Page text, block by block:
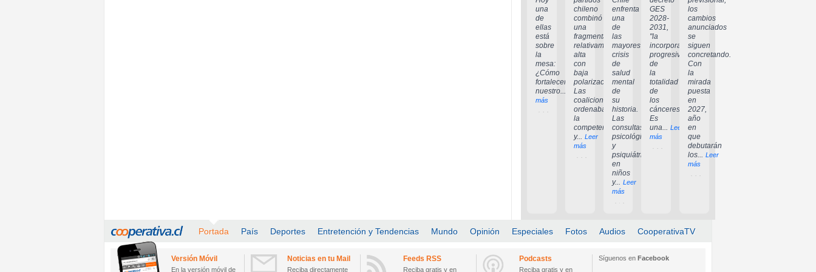
una
de
ellas
está
sobre
la
mesa:
¿Cómo
fortalecer
nuestro...
Leer
más
chileno
combinó
una
fragmentación
relativamente
alta
con
baja
polarización.
Las
coaliciones
ordenaban
la
competencia
y... Leer
más
enfrenta
una
de
las
mayores
crisis
de
salud
mental
de
su
historia.
Las
consultas
psicológicas
y
psiquiátricas
en
niños
y... Leer
más
GES
2028-
2031,
"la
incorporación
progresiva
de
la
totalidad
de
los
cánceres".
Es
una... Leer
más
los
cambios
anunciados
se
siguen
concretando.
Con
la
mirada
puesta
en
2027,
año
en
que
debutarán
los... Leer
más
Portada País Deportes Entretención y Tendencias Mundo Opinión Especiales Fotos Audios CooperativaTV
Versión Móvil
En la versión móvil de
Noticias en tu Mail
Reciba directamente
Feeds RSS
Reciba gratis y en
Podcasts
Reciba gratis y en
Síguenos en Facebook